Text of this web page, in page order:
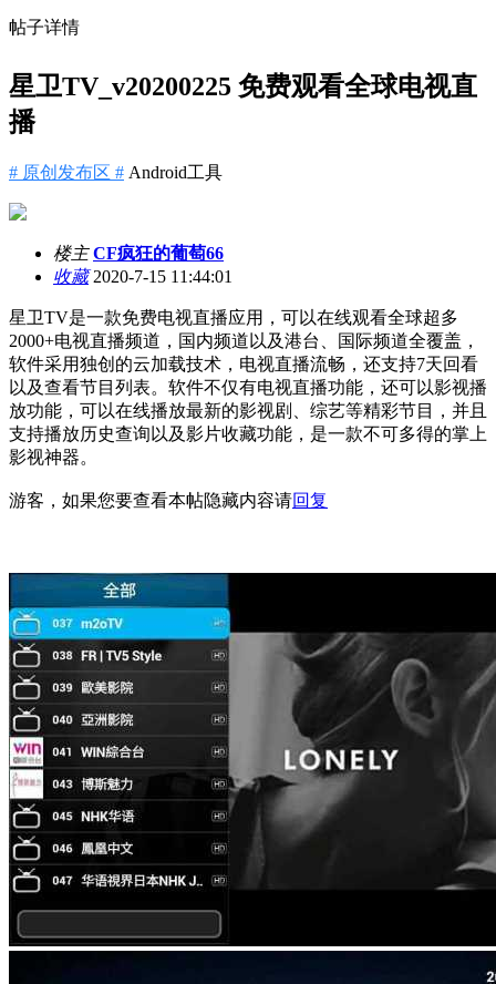
帖子详情
星卫TV_v20200225 免费观看全球电视直
播
# 原创发布区 # Android工具
楼主 CF疯狂的葡萄66
收藏2020-7-15 11:44:01
星卫TV是一款免费电视直播应用，可以在线观看全球超多
2000+电视直播频道，国内频道以及港台、国际频道全覆盖，
软件采用独创的云加载技术，电视直播流畅，还支持7天回看
以及查看节目列表。软件不仅有电视直播功能，还可以影视播
放功能，可以在线播放最新的影视剧、综艺等精彩节目，并且
支持播放历史查询以及影片收藏功能，是一款不可多得的掌上
影视神器。
游客，如果您要查看本帖隐藏内容请回复